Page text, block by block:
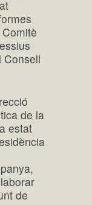
Consell
de la
estat
de